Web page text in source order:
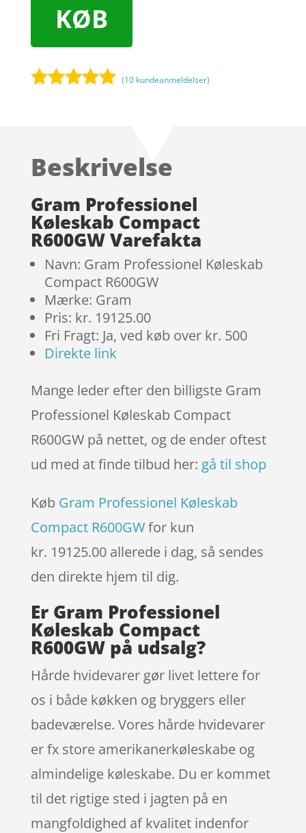
KØB
kundebedø
(10 kundeanmeldelser)
Beskrivelse
Gram Professionel
Køleskab Compact
R600GW Varefakta
Navn: Gram Professionel Køleskab
Compact R600GW
Mærke: Gram
Pris: kr. 19125.00
Fri Fragt: Ja, ved køb over kr. 500
Direkte link
Mange leder efter den billigste Gram
Professionel Køleskab Compact
R600GW på nettet, og de ender oftest
ud med at finde tilbud her: gå til shop
Køb Gram Professionel Køleskab
Compact R600GWfor kun
kr. 19125.00 allerede i dag, så sendes
den direkte hjem til dig.
Er Gram Professionel
Køleskab Compact
R600GW på udsalg?
Hårde hvidevarer gør livet lettere for
os i både køkken og bryggers eller
badeværelse. Vores hårde hvidevarer
er fx store amerikanerkøleskabe og
almindelige køleskabe. Du er kommet
til det rigtige sted i jagten på en
mangfoldighed af kvalitet indenfor